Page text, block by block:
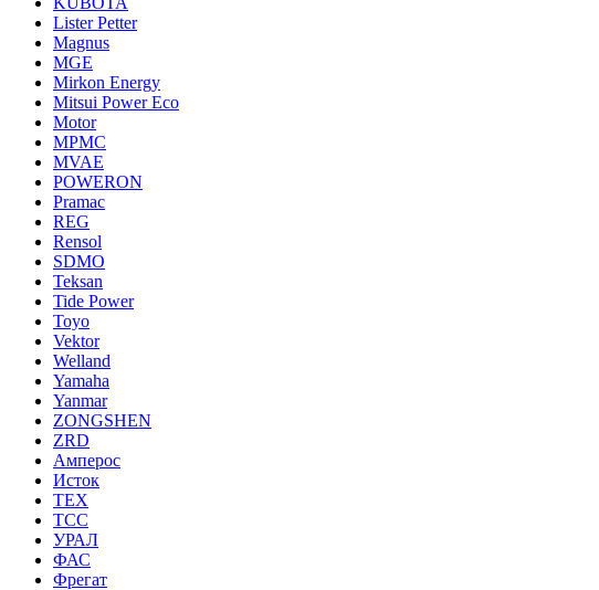
Lister Petter
Magnus
MGE
Mirkon Energy
Mitsui Power Eco
Motor
MPMC
MVAE
POWERON
Pramac
REG
Rensol
SDMO
Teksan
Tide Power
Toyo
Vektor
Welland
Yamaha
Yanmar
ZONGSHEN
ZRD
Амперос
Исток
ТЕХ
ТСС
УРАЛ
ФАС
Фрегат